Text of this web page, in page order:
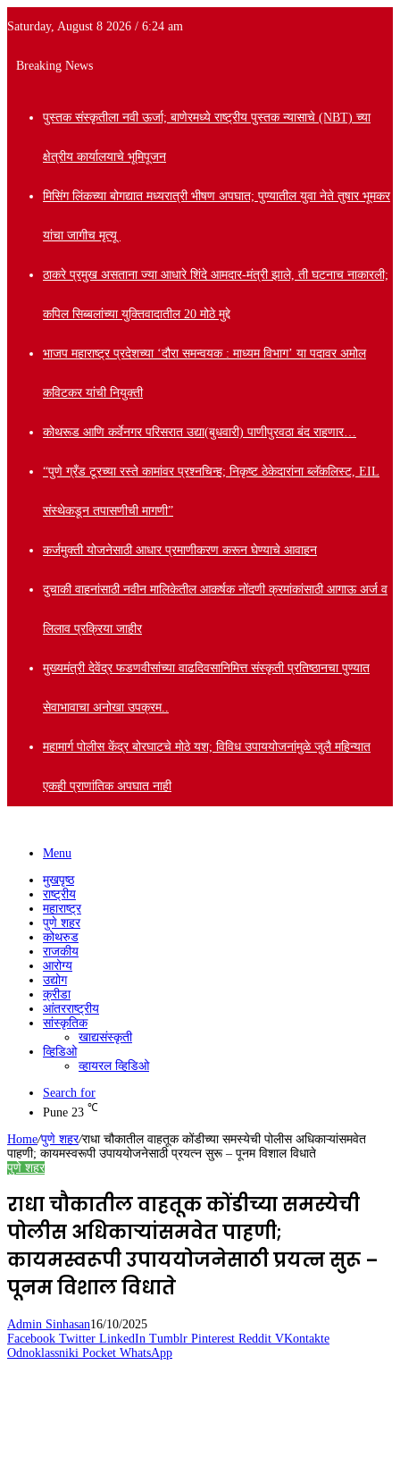
Saturday, August 8 2026 / 6:24 am
Breaking News
पुस्तक संस्कृतीला नवी ऊर्जा; बाणेरमध्ये राष्ट्रीय पुस्तक न्यासाचे (NBT) च्या
क्षेत्रीय कार्यालयाचे भूमिपूजन
मिसिंग लिंकच्या बोगद्यात मध्यरात्री भीषण अपघात; पुण्यातील युवा नेते तुषार भूमकर
यांचा जागीच मृत्यू
ठाकरे प्रमुख असताना ज्या आधारे शिंदे आमदार-मंत्री झाले, ती घटनाच नाकारली;
कपिल सिब्बलांच्या युक्तिवादातील 20 मोठे मुद्दे
भाजप महाराष्ट्र प्रदेशच्या ‘दौरा समन्वयक : माध्यम विभाग’ या पदावर अमोल
कविटकर यांची नियुक्ती
कोथरूड आणि कर्वेनगर परिसरात उद्या(बुधवारी) पाणीपुरवठा बंद राहणार…
“पुणे ग्रँड टूरच्या रस्ते कामांवर प्रश्नचिन्ह; निकृष्ट ठेकेदारांना ब्लॅकलिस्ट, EIL
संस्थेकडून तपासणीची मागणी”
कर्जमुक्ती योजनेसाठी आधार प्रमाणीकरण करून घेण्याचे आवाहन
दुचाकी वाहनांसाठी नवीन मालिकेतील आकर्षक नोंदणी क्रमांकांसाठी आगाऊ अर्ज व
लिलाव प्रक्रिया जाहीर
मुख्यमंत्री देवेंद्र फडणवीसांच्या वाढदिवसानिमित्त संस्कृती प्रतिष्ठानचा पुण्यात
सेवाभावाचा अनोखा उपक्रम..
महामार्ग पोलीस केंद्र बोरघाटचे मोठे यश; विविध उपाययोजनांमुळे जुलै महिन्यात
एकही प्राणांतिक अपघात नाही
Menu
मुखपृष्ठ
राष्ट्रीय
महाराष्ट्र
पुणे शहर
कोथरुड
राजकीय
आरोग्य
उद्योग
क्रीडा
आंतरराष्ट्रीय
सांस्कृतिक
खाद्यसंस्कृती
व्हिडिओ
व्हायरल व्हिडिओ
Search for
Pune 23 ℃
Home/पुणे शहर/राधा चौकातील वाहतूक कोंडीच्या समस्येची पोलीस अधिकाऱ्यांसमवेत
पाहणी; कायमस्वरूपी उपाययोजनेसाठी प्रयत्न सुरू – पूनम विशाल विधाते
पुणे शहर
राधा चौकातील वाहतूक कोंडीच्या समस्येची
पोलीस अधिकाऱ्यांसमवेत पाहणी;
कायमस्वरूपी उपाययोजनेसाठी प्रयत्न सुरू –
पूनम विशाल विधाते
Admin Sinhasan16/10/2025
Facebook Twitter LinkedIn Tumblr Pinterest Reddit VKontakte
Odnoklassniki Pocket WhatsApp